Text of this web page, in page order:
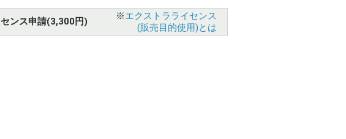
ンス申請(3,300円) ※エクストラライセンス
(販売目的使用)とは